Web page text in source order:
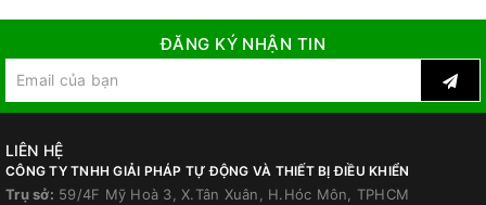
ĐĂNG KÝ NHẬN TIN
LIÊN HỆ
CÔNG TY TNHH GIẢI PHÁP TỰ ĐỘNG VÀ THIẾT BỊ ĐIỀU KHIỂN
Trụ sở: 59/4F Mỹ Hoà 3, X.Tân Xuân, H.Hóc Môn, TPHCM